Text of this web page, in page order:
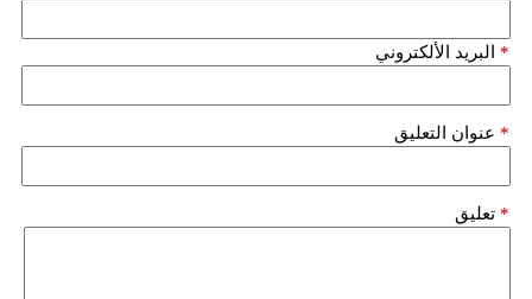
البريد الألكتروني *
عنوان التعليق *
تعليق *